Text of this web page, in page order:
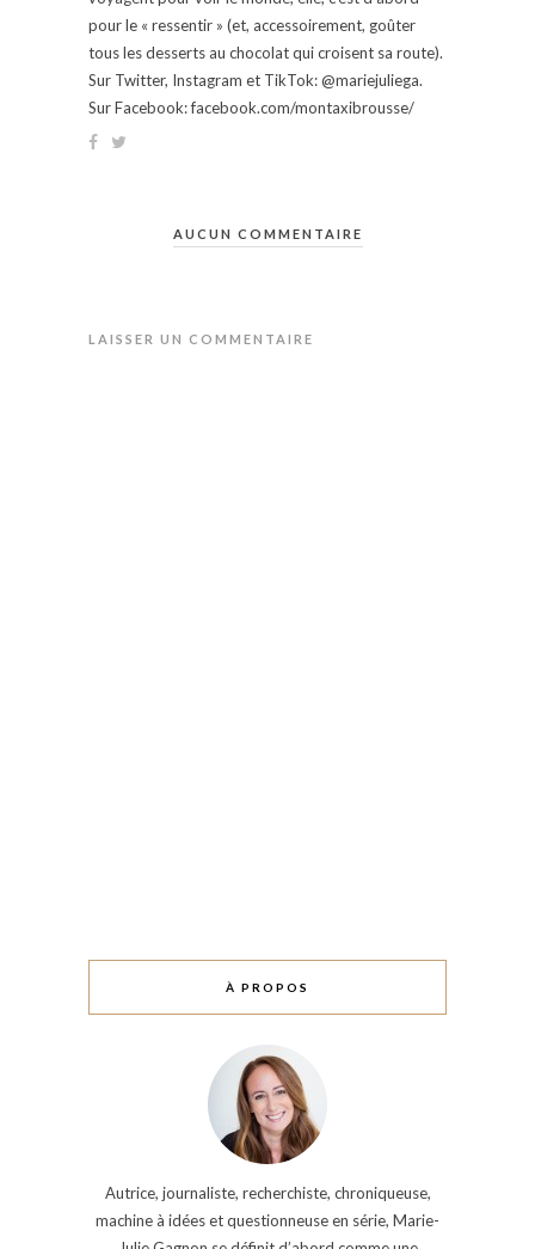
pour le « ressentir » (et, accessoirement, goûter
tous les desserts au chocolat qui croisent sa route).
Sur Twitter, Instagram et TikTok: @mariejuliega.
Sur Facebook: facebook.com/montaxibrousse/
AUCUN COMMENTAIRE
LAISSER UN COMMENTAIRE
À PROPOS
Autrice, journaliste, recherchiste, chroniqueuse,
machine à idées et questionneuse en série, Marie-